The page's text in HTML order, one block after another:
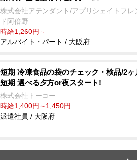
株式会社アテンダント/アプリシェイトフレ
ド阿倍野
時給1,260円～
アルバイト・パート / 大阪府
短期 冷凍食品の袋のチェック・検品/2ヶ
短期 選べる夕方or夜スタート!
株式会社トーコー
時給1,400円～1,450円
派遣社員 / 大阪府